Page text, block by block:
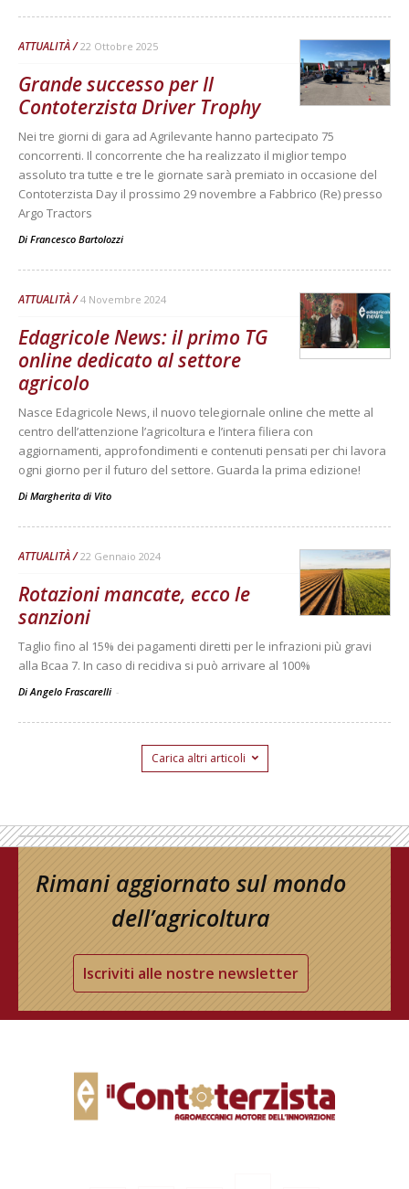
ATTUALITÀ 22 Ottobre 2025
Grande successo per Il
Contoterzista Driver Trophy
Nei tre giorni di gara ad Agrilevante hanno partecipato 75
concorrenti. Il concorrente che ha realizzato il miglior tempo
assoluto tra tutte e tre le giornate sarà premiato in occasione del
Contoterzista Day il prossimo 29 novembre a Fabbrico (Re) presso
Argo Tractors
Di Francesco Bartolozzi
ATTUALITÀ 4 Novembre 2024
Edagricole News: il primo TG
online dedicato al settore
agricolo
Nasce Edagricole News, il nuovo telegiornale online che mette al
centro dell’attenzione l’agricoltura e l’intera filiera con
aggiornamenti, approfondimenti e contenuti pensati per chi lavora
ogni giorno per il futuro del settore. Guarda la prima edizione!
Di Margherita di Vito
ATTUALITÀ 22 Gennaio 2024
Rotazioni mancate, ecco le
sanzioni
Taglio fino al 15% dei pagamenti diretti per le infrazioni più gravi
alla Bcaa 7. In caso di recidiva si può arrivare al 100%
Di Angelo Frascarelli -
Carica altri articoli
Rimani aggiornato sul mondo
dell’agricoltura
Iscriviti alle nostre newsletter